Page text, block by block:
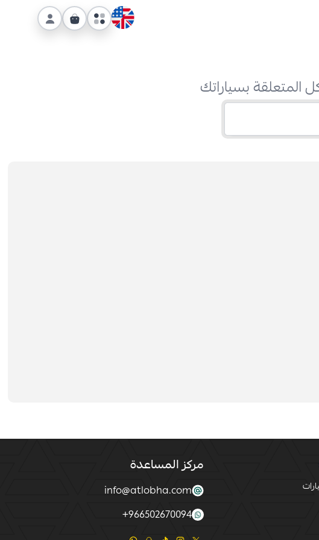
المتعلقة بسياراتك
مركز المساعدة
info@atlobha.com
966502670094
+